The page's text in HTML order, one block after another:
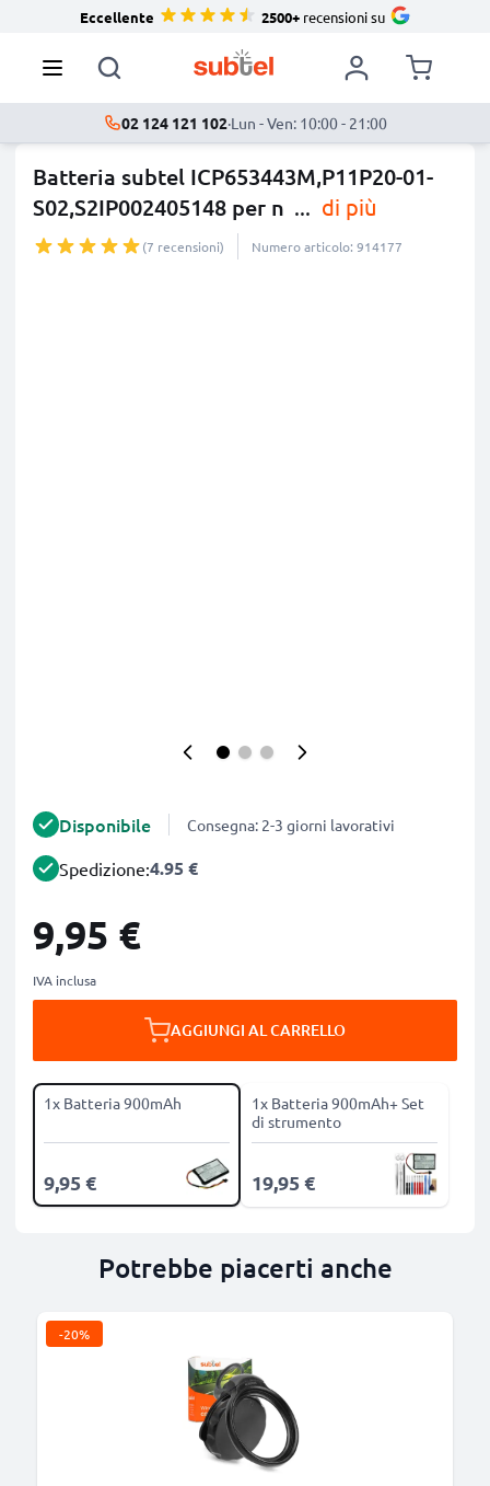
Eccellente 2500+recensioni su
02 124 121 102·Lun - Ven: 10:00 - 21:00
Batteria subtel ICP653443M,P11P20-01-
S02,S2IP002405148 per n ... di più
(7 recensioni) Numero articolo: 914177
Disponibile Consegna: 2-3 giorni lavorativi
Spedizione:4.95 €
9,95 €
IVA inclusa
AGGIUNGI AL CARRELLO
1x Batteria 900mAh
9,95 €
1x Batteria 900mAh+ Set
di strumento
19,95 €
Potrebbe piacerti anche
-20%